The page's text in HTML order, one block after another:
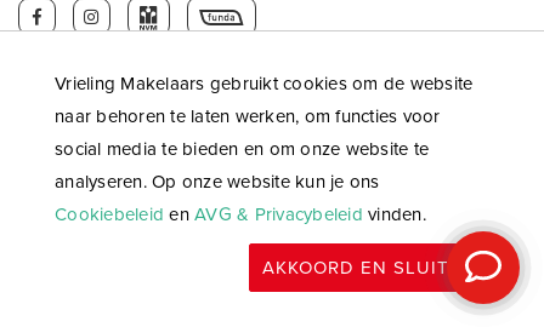
Vrieling Makelaars gebruikt cookies om de website
naar behoren te laten werken, om functies voor
social media te bieden en om onze website te
analyseren. Op onze website kun je ons
Cookiebeleid en AVG & Privacybeleid vinden.
AKKOORD EN SLUITEN
Algemene
Website: OGonline